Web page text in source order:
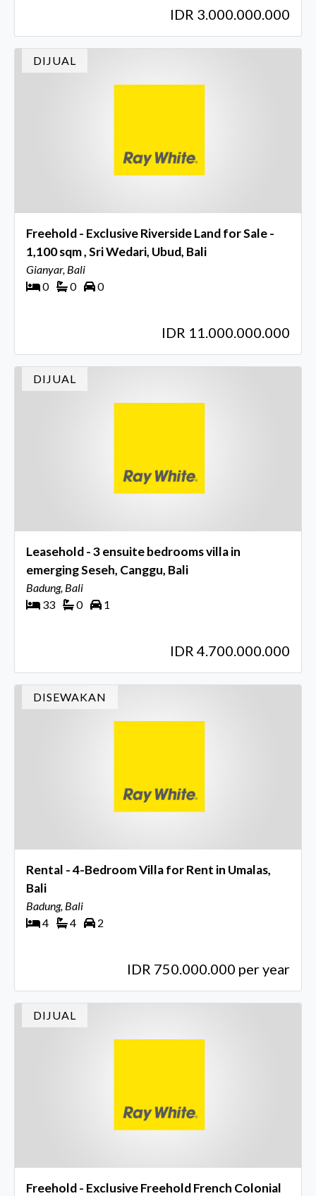
IDR 3.000.000.000
DIJUAL
Freehold - Exclusive Riverside Land for Sale -
1,100 sqm , Sri Wedari, Ubud, Bali
Gianyar, Bali
0
0 0
IDR 11.000.000.000
DIJUAL
Leasehold - 3 ensuite bedrooms villa in
emerging Seseh, Canggu, Bali
Badung, Bali
33
0 1
IDR 4.700.000.000
DISEWAKAN
Rental - 4-Bedroom Villa for Rent in Umalas,
Bali
Badung, Bali
4
4 2
IDR 750.000.000 per year
DIJUAL
Freehold - Exclusive Freehold French Colonial